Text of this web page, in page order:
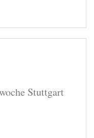
Stuttgart